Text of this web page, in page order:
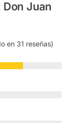
Juan
en 31 reseñas)